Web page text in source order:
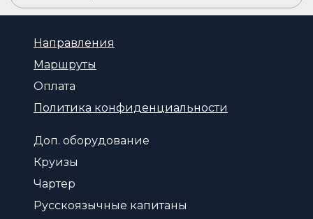
Направления
Маршруты
Оплата
Политика конфиденциальности
Доп. оборудование
Круизы
Чартер
Русскоязычные капитаны